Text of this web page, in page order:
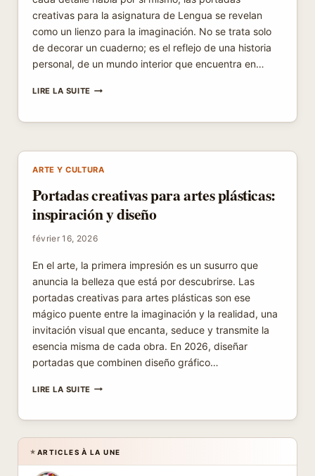
creativas para la asignatura de Lengua se revelan
como un lienzo para la imaginación. No se trata solo
de decorar un cuaderno; es el reflejo de una historia
personal, de un mundo interior que encuentra en…
LIRE LA SUITEPORTADAS
LA
DE
ARTE Y CULTURA
Portadas creativas para artes plásticas:
inspiración y diseño
février 16, 2026
En el arte, la primera impresión es un susurro que
anuncia la belleza que está por descubrirse. Las
portadas creativas para artes plásticas son ese
mágico puente entre la imaginación y la realidad, una
invitación visual que encanta, seduce y transmite la
esencia misma de cada obra. En 2026, diseñar
portadas que combinen diseño gráfico…
LIRE LA SUITEPORTADAS
ARTES
PLÁSTICAS:
INSPIRACIÓN
★ ARTICLES À LA UNE